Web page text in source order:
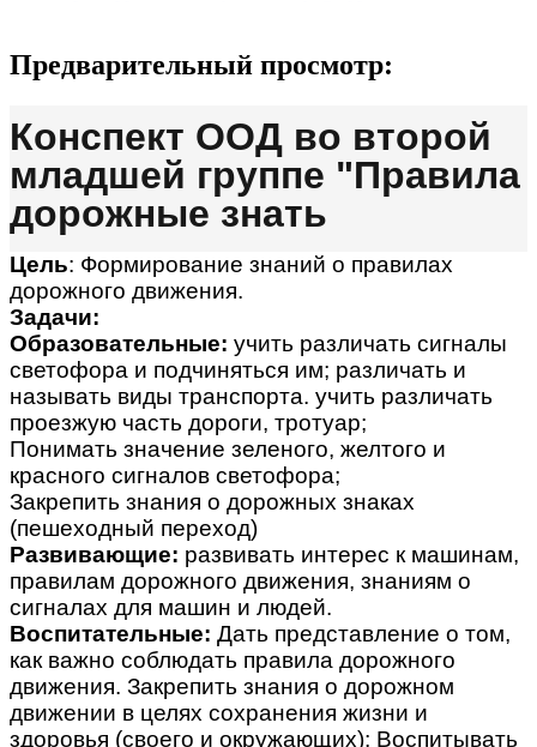
Предварительный просмотр:
Конспект ООД во второй
младшей группе "Правила
дорожные знать
Цель: Формирование знаний о правилах
дорожного движения.
Задачи:
Образовательные: учить различать сигналы
светофора и подчиняться им; различать и
называть виды транспорта. учить различать
проезжую часть дороги, тротуар;
Понимать значение зеленого, желтого и
красного сигналов светофора;
Закрепить знания о дорожных знаках
(пешеходный переход)
Развивающие: развивать интерес к машинам,
правилам дорожного движения, знаниям о
сигналах для машин и людей.
Воспитательные: Дать представление о том,
как важно соблюдать правила дорожного
движения. Закрепить знания о дорожном
движении в целях сохранения жизни и
здоровья (своего и окружающих); Воспитывать